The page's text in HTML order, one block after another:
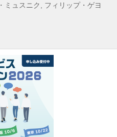
ミュスニク, フィリップ・ゲヨ